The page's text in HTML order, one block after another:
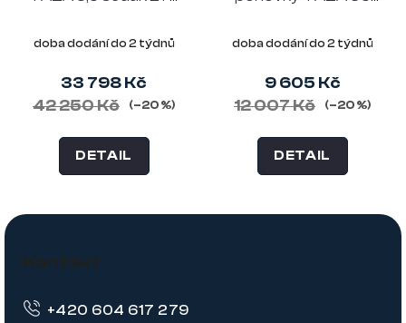
polyester, písková
doba dodání do 2 týdnů
33 798 Kč
42 250 Kč
(–20 %)
DETAIL
písková
doba dodání do 2 týdnů
9 605 Kč
12 007 Kč
(–20 %)
DETAIL
Z
Kontakt
+420 604 617 279